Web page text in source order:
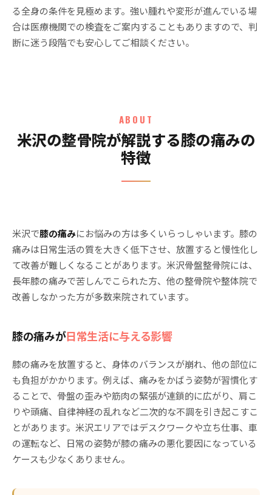
る全身の条件を見極めます。強い腫れや変形が進んでいる場
合は医療機関での検査をご案内することもありますので、判
断に迷う段階でも安心してご相談ください。
ABOUT
米沢の整骨院が解説する膝の痛みの
特徴
米沢で膝の痛みにお悩みの方は多くいらっしゃいます。膝の
痛みは日常生活の質を大きく低下させ、放置すると慢性化し
て改善が難しくなることがあります。米沢骨盤整骨院には、
長年膝の痛みで苦しんでこられた方、他の整骨院や整体院で
改善しなかった方が多数来院されています。
膝の痛みが日常生活に与える影響
膝の痛みを放置すると、身体のバランスが崩れ、他の部位に
も負担がかかります。例えば、痛みをかばう姿勢が習慣化す
ることで、骨盤の歪みや筋肉の緊張が連鎖的に広がり、肩こ
りや頭痛、自律神経の乱れなど二次的な不調を引き起こすこ
とがあります。米沢エリアではデスクワークや立ち仕事、車
の運転など、日常の姿勢が膝の痛みの悪化要因になっている
ケースも少なくありません。